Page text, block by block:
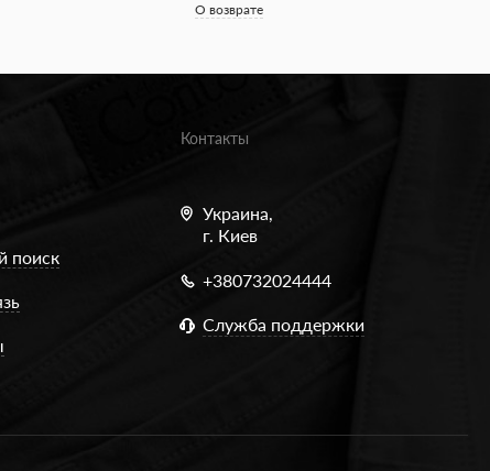
О возврате
поиск
Контакты
Украина,
г. Киев
+380732024444
Служба поддержки